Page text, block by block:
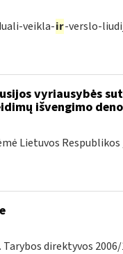
veikla-ir-verslo-
vyriausybės
išvengimo
Lietuvos Respublikos
direktyvos